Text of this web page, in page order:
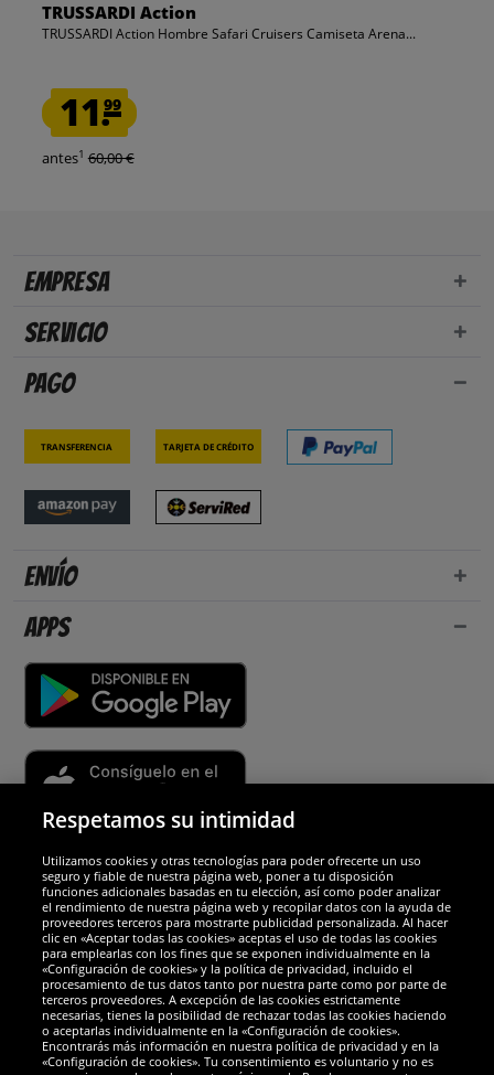
TRUSSARDI Action
TRUSSARDI Action Hombre Safari Cruisers Camiseta Arena...
11.99
antes1 60,00 €
Empresa
Servicio
Pago
Transferencia Tarjeta de crédito
Envío
Apps
Socios y seguridad
Galardones
Respetamos su intimidad
Utilizamos cookies y otras tecnologías para poder ofrecerte un uso
seguro y fiable de nuestra página web, poner a tu disposición
funciones adicionales basadas en tu elección, así como poder analizar
el rendimiento de nuestra página web y recopilar datos con la ayuda de
proveedores terceros para mostrarte publicidad personalizada. Al hacer
clic en «Aceptar todas las cookies» aceptas el uso de todas las cookies
para emplearlas con los fines que se exponen individualmente en la
«Configuración de cookies» y la política de privacidad, incluido el
procesamiento de tus datos tanto por nuestra parte como por parte de
terceros proveedores. A excepción de las cookies estrictamente
necesarias, tienes la posibilidad de rechazar todas las cookies haciendo
o aceptarlas individualmente en la «Configuración de cookies».
Encontrarás más información en nuestra política de privacidad y en la
«Configuración de cookies». Tu consentimiento es voluntario y no es